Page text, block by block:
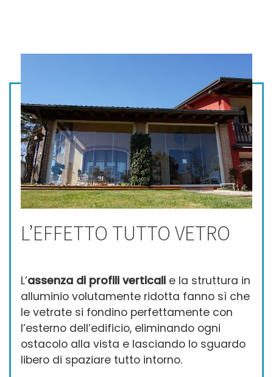
L’EFFETTO TUTTO VETRO
L’assenza di profili verticali e la struttura in
alluminio volutamente ridotta fanno sì che
le vetrate si fondino perfettamente con
l’esterno dell’edificio, eliminando ogni
ostacolo alla vista e lasciando lo sguardo
libero di spaziare tutto intorno.